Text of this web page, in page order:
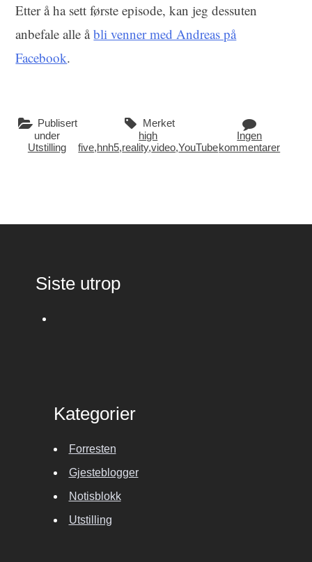
Etter å ha sett første episode, kan jeg dessuten
anbefale alle åbli venner med Andreas på
Facebook.
Publisert
under
Utstilling
Merket
high
five,hnh5,reality,video,YouTube
Ingen
kommentarer
Siste utrop
Kategorier
Forresten
Gjesteblogger
Notisblokk
Utstilling